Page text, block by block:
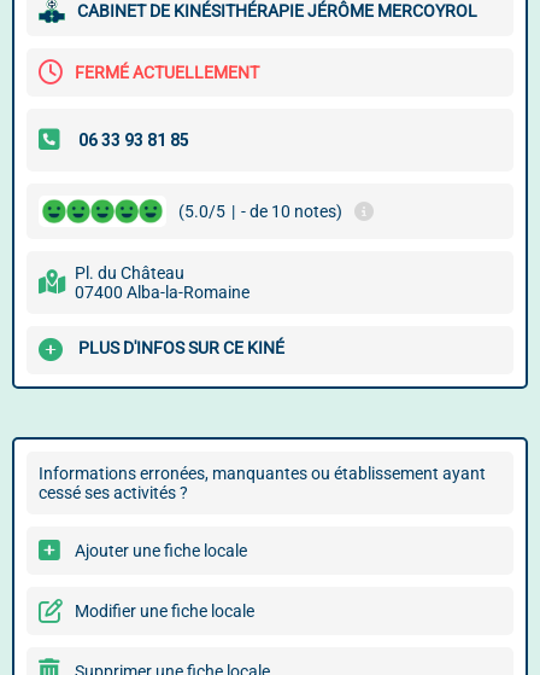
CABINET DE KINÉSITHÉRAPIE JÉRÔME MERCOYROL
FERMÉ ACTUELLEMENT
(5.0/5 | - de 10 notes)
Pl. du Château
07400 Alba-la-Romaine
PLUS D'INFOS SUR CE KINÉ
Informations erronées, manquantes ou établissement ayant
cessé ses activités ?
Ajouter une fiche locale
Modifier une fiche locale